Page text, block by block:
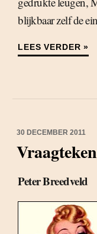
blijkbaar zelf de
LEES VERDER »
30 DECEMBER 2011
Peter Breedveld